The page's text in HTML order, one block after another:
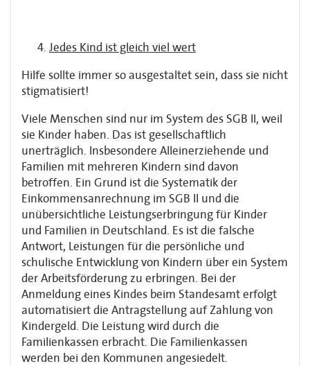
Jedes Kind ist gleich viel wert
Hilfe sollte immer so ausgestaltet sein, dass sie nicht
stigmatisiert!
Viele Menschen sind nur im System des SGB II, weil
sie Kinder haben. Das ist gesellschaftlich
unerträglich. Insbesondere Alleinerziehende und
Familien mit mehreren Kindern sind davon
betroffen. Ein Grund ist die Systematik der
Einkommensanrechnung im SGB II und die
unübersichtliche Leistungserbringung für Kinder
und Familien in Deutschland. Es ist die falsche
Antwort, Leistungen für die persönliche und
schulische Entwicklung von Kindern über ein System
der Arbeitsförderung zu erbringen. Bei der
Anmeldung eines Kindes beim Standesamt erfolgt
automatisiert die Antragstellung auf Zahlung von
Kindergeld. Die Leistung wird durch die
Familienkassen erbracht. Die Familienkassen
werden bei den Kommunen angesiedelt.